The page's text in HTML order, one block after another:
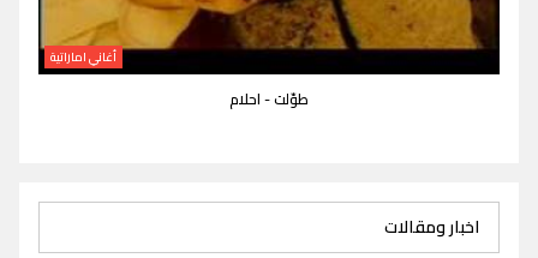
أغاني اماراتية
طوّلت - احلام
اخبار ومقالات